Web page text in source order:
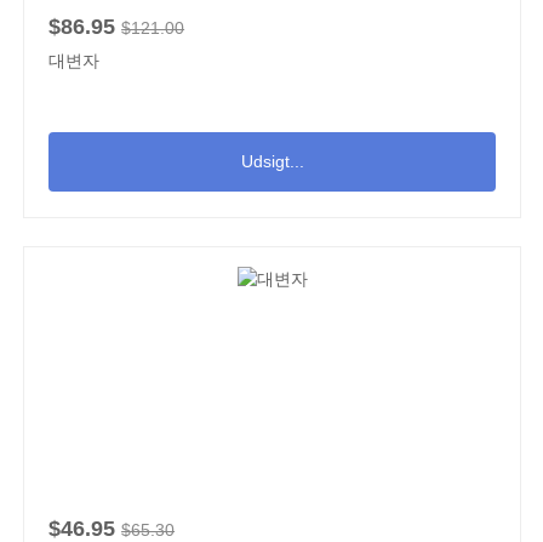
$86.95 $121.00
대변자
Udsigt...
$46.95 $65.30